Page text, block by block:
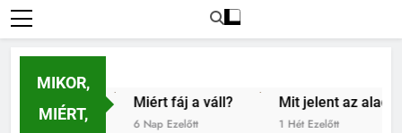
MIKOR,
MIÉRT,
Miért fáj a váll?
6 Nap Ezelőtt
Mit jelent az alacsony